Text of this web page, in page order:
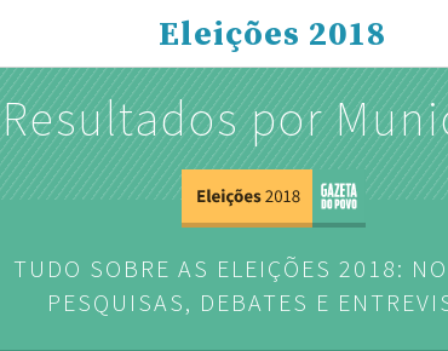
Eleições 2018
Resultados por
TUDO SOBRE AS ELEIÇÕES 2018:
PESQUISAS, DEBATES E